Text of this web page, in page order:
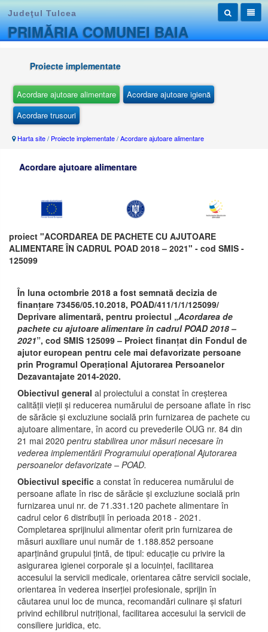
Judeţul Tulcea
PRIMĂRIA COMUNEI BAIA
Proiecte implementate
Acordare ajutoare alimentare
Acordare ajutoare igienă
Acordare trusouri
Harta site/ Proiecte implementate/Acordare ajutoare alimentare
Acordare ajutoare alimentare
proiect "ACORDAREA DE PACHETE CU AJUTOARE
ALIMENTARE ÎN CADRUL POAD 2018 – 2021" - cod SMIS -
125099
În luna octombrie 2018 a fost semnată decizia de
finanțare 73456/05.10.2018, POAD/411/1/1/125099/
Deprivare alimentară, pentru proiectul „Acordarea de
pachete cu ajutoare alimentare în cadrul POAD 2018 –
2021”, cod SMIS 125099 – Proiect finanțat din Fondul de
ajutor european pentru cele mai defavorizate persoane
prin Programul Operațional Ajutorarea Persoanelor
Dezavantajate 2014-2020.
Obiectivul general al proiectului a constat în creșterea
calității vieții și reducerea numărului de persoane aflate în risc
de sărăcie și excluziune socială prin furnizarea de pachete cu
ajutoare alimentare, în acord cu prevederile OUG nr. 84 din
21 mai 2020 pentru stabilirea unor măsuri necesare în
vederea implementării Programului operațional Ajutorarea
persoanelor defavorizate – POAD.
Obiectivul specific a constat în reducerea numărului de
persoane aflate în risc de sărăcie și excluziune socială prin
furnizarea unui nr. de 71.331.120 pachete alimentare în
cadrul celor 6 distribuții în perioada 2018 - 2021.
Completarea sprijinului alimentar oferit prin furnizarea de
măsuri auxiliare unui număr de 1.188.852 persoane
aparținând grupului țintă, de tipul: educație cu privire la
asigurarea igienei corporale și a locuinței, facilitarea
accesului la servicii medicale, orientarea către servicii sociale,
orientarea în vederea inserției profesionale, sprijin în
căutarea unui loc de munca, recomandări culinare și sfaturi
privind echilibrul nutrițional, facilitarea accesului la servicii de
consiliere juridica, etc.